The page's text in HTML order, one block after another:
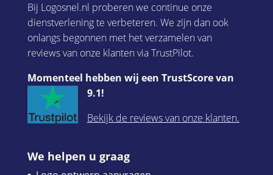
Bij Logosnel.nl proberen we continue onze
dienstverlening te verbeteren. We zijn dan ook
onlangs begonnen met het verzamelen van
reviews van onze klanten via TrustPilot.
Momenteel hebben wij een TrustScore van
9.1!
Bekijk de reviews van onze klanten.
We helpen u graag